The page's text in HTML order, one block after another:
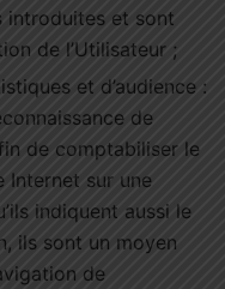
introduites et sont
de l’Utilisateur ;
et d’audience :
de
de comptabiliser le
Internet sur une
indiquent aussi le
ils sont un moyen
de